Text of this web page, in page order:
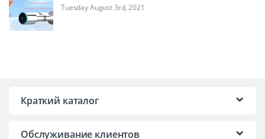
Tuesday August 3rd, 2021
Краткий каталог
Обслуживание клиентов